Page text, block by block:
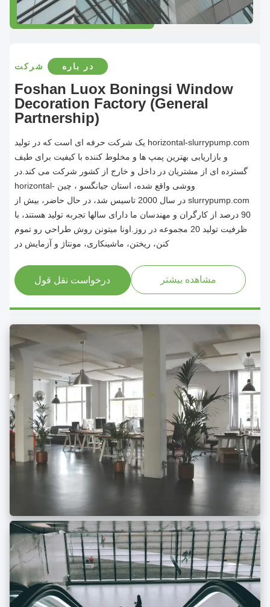
در باره شرکت
Foshan Luox Boningsi Window
Decoration Factory (General
Partnership)
horizontal-slurrypump.com یک شرکت حرفه ای است که در تولید
و بازاریابی بهترین پمپ ها و مخلوط کننده با کیفیت برای طیف
گسترده ای از مشتریان در داخل و خارج از کشور شرکت می کند.در
ووشی واقع شده، استان جيانگسو ، چين horizontal-
slurrypump.com در سال 2000 تاسیس شد، در حال حاضر، بیش از
90 درصد از کارگران و مهندسان ما دارای سالها تجربه تولید هستند، با
ظرفیت تولید 20 مجموعه در روز.اونا ميتونن روش طراحي رو تموم
کنن، ریختن، ماشینکاری، مونتاژ و آزمایش در
مشاهده بیشتر درخواست نقل قول